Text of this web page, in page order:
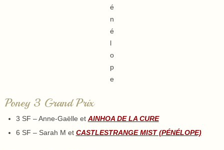
é
n
é
l
o
p
e
Poney 3 Grand Prix
3 SF – Anne-Gaëlle et AINHOA DE LA CURE
6 SF – Sarah M et CASTLESTRANGE MIST (PÉNÉLOPE)